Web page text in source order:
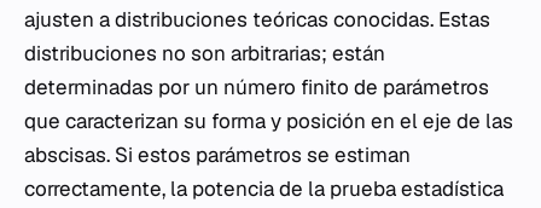
ajusten a distribuciones teóricas conocidas. Estas
distribuciones no son arbitrarias; están
determinadas por un número finito de parámetros
que caracterizan su forma y posición en el eje de las
abscisas. Si estos parámetros se estiman
correctamente, la potencia de la prueba estadística